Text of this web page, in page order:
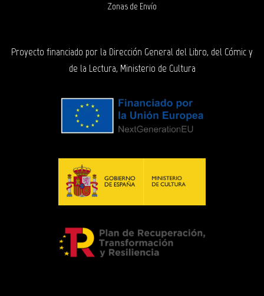
Zonas de Envío
Proyecto financiado por la Dirección General del Libro, del Cómic y
de la Lectura, Ministerio de Cultura